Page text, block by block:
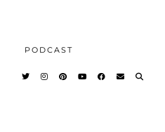
PODCAST